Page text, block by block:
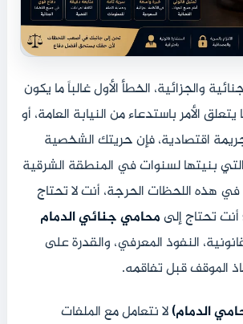
والجزائية، الخطأ الأول غالباً ما يكون
الأمر باستدعاء من النيابة العامة، أو
اقتصادية، فإن حريتك الشخصية
بنيتها لسنوات في المنطقة الشرقية
هذه اللحظات الحرجة، أنت لا تحتاج
تحتاج إلىمحامي جنائي الدمام
النفوذ المعرفي، والقدرة على
الموقف قبل تفاقمه.
الدمام)لا نتعامل مع الملفات